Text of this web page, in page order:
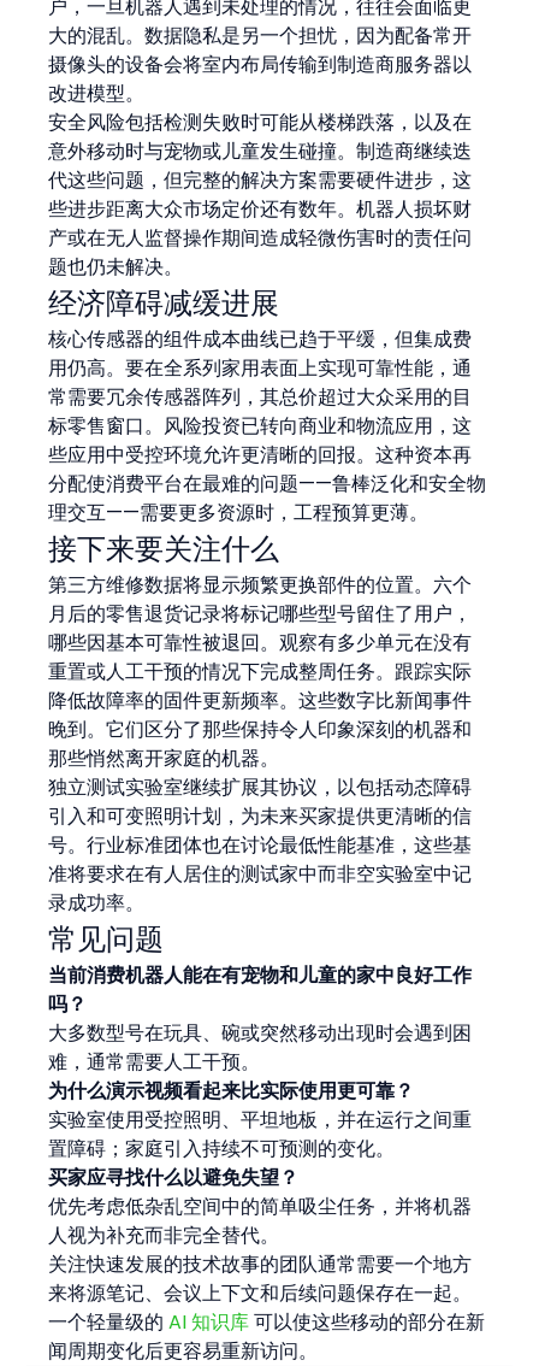
户，一旦机器人遇到未处理的情况，往往会面临更
大的混乱。数据隐私是另一个担忧，因为配备常开
摄像头的设备会将室内布局传输到制造商服务器以
改进模型。
安全风险包括检测失败时可能从楼梯跌落，以及在
意外移动时与宠物或儿童发生碰撞。制造商继续迭
代这些问题，但完整的解决方案需要硬件进步，这
些进步距离大众市场定价还有数年。机器人损坏财
产或在无人监督操作期间造成轻微伤害时的责任问
题也仍未解决。
经济障碍减缓进展
核心传感器的组件成本曲线已趋于平缓，但集成费
用仍高。要在全系列家用表面上实现可靠性能，通
常需要冗余传感器阵列，其总价超过大众采用的目
标零售窗口。风险投资已转向商业和物流应用，这
些应用中受控环境允许更清晰的回报。这种资本再
分配使消费平台在最难的问题——鲁棒泛化和安全物
理交互——需要更多资源时，工程预算更薄。
接下来要关注什么
第三方维修数据将显示频繁更换部件的位置。六个
月后的零售退货记录将标记哪些型号留住了用户，
哪些因基本可靠性被退回。观察有多少单元在没有
重置或人工干预的情况下完成整周任务。跟踪实际
降低故障率的固件更新频率。这些数字比新闻事件
晚到。它们区分了那些保持令人印象深刻的机器和
那些悄然离开家庭的机器。
独立测试实验室继续扩展其协议，以包括动态障碍
引入和可变照明计划，为未来买家提供更清晰的信
号。行业标准团体也在讨论最低性能基准，这些基
准将要求在有人居住的测试家中而非空实验室中记
录成功率。
常见问题
当前消费机器人能在有宠物和儿童的家中良好工作
吗？
大多数型号在玩具、碗或突然移动出现时会遇到困
难，通常需要人工干预。
为什么演示视频看起来比实际使用更可靠？
实验室使用受控照明、平坦地板，并在运行之间重
置障碍；家庭引入持续不可预测的变化。
买家应寻找什么以避免失望？
优先考虑低杂乱空间中的简单吸尘任务，并将机器
人视为补充而非完全替代。
关注快速发展的技术故事的团队通常需要一个地方
来将源笔记、会议上下文和后续问题保存在一起。
一个轻量级的 AI 知识库 可以使这些移动的部分在新
闻周期变化后更容易重新访问。